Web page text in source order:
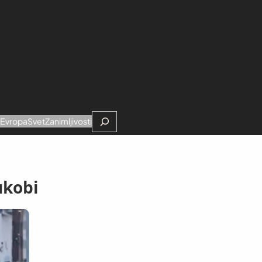
EvropaSvetZanimljivostiSearch